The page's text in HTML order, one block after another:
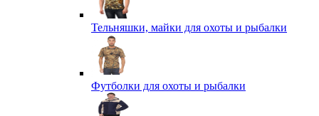
Тельняшки, майки для охоты и рыбалки
Футболки для охоты и рыбалки